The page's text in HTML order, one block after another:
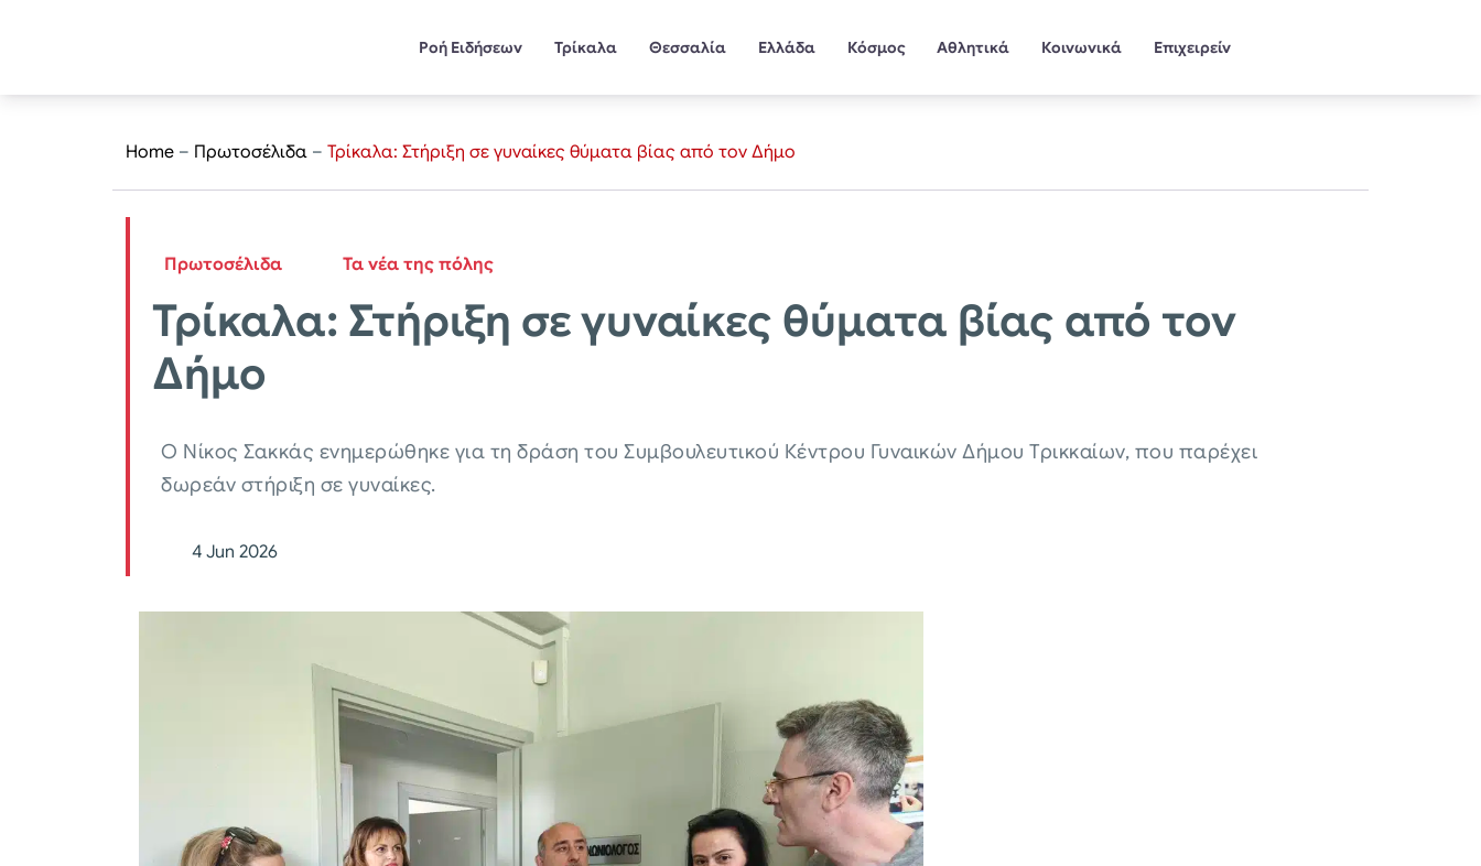
Ροή Ειδήσεων Τρίκαλα Θεσσαλία Ελλάδα Κόσμος Αθλητικά Κοινωνικά Επιχειρείν
Home – Πρωτοσέλιδα – Τρίκαλα: Στήριξη σε γυναίκες θύματα βίας από τον Δήμο
Πρωτοσέλιδα Τα νέα της πόλης
Τρίκαλα: Στήριξη σε γυναίκες θύματα βίας από τον
Δήμο
Ο Νίκος Σακκάς ενημερώθηκε για τη δράση του Συμβουλευτικού Κέντρου Γυναικών Δήμου Τρικκαίων, που παρέχει
δωρεάν στήριξη σε γυναίκες.
4 Jun 2026